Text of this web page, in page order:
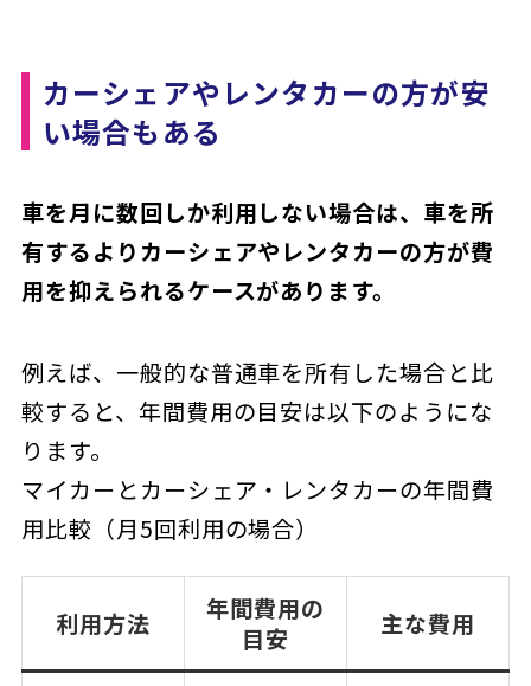
カーシェアやレンタカーの方が安
い場合もある
車を月に数回しか利用しない場合は、車を所
有するよりカーシェアやレンタカーの方が費
用を抑えられるケースがあります。
例えば、一般的な普通車を所有した場合と比
較すると、年間費用の目安は以下のようにな
ります。
マイカーとカーシェア・レンタカーの年間費
用比較（月5回利用の場合）
利用方法
年間費用の
目安
主な費用